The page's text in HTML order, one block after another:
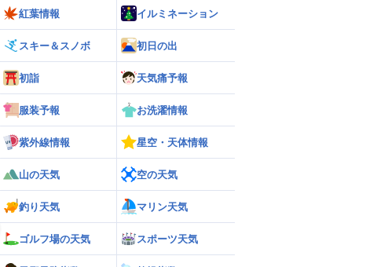
紅葉情報 イルミネーション
スキー＆スノボ 初日の出
初詣 天気痛予報
服装予報 お洗濯情報
紫外線情報 星空・天体情報
山の天気 空の天気
釣り天気 マリン天気
ゴルフ場の天気 スポーツ天気